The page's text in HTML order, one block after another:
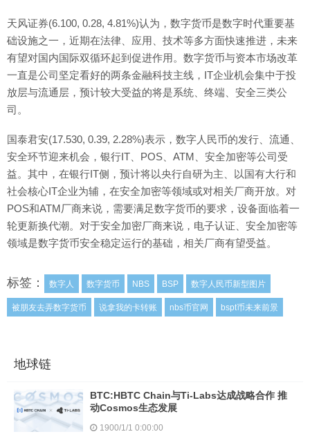
天风证券(6.100, 0.28, 4.81%)认为，数字货币是数字时代重要基
础设施之一，近期在法律、应用、技术等多方面快速推进，未来
有望对国内国际双循环起到促进作用。数字货币与资本市场改革
一直是公司坚定看好的两条金融科技主线，IT企业机会集中于投
放层与流通层，预计较大受益的将是系统、终端、安全三类公
司。
国泰君安(17.530, 0.39, 2.28%)表示，数字人民币的发行、流通、
安全环节迎来机会，银行IT、POS、ATM、安全加密等公司受
益。其中，在银行IT侧，预计将以央行自研为主、以国有大行和
社会核心IT企业为辅，在安全加密等领域或对相关厂商开放。对
POS和ATM厂商来说，需要满足数字货币的要求，设备面临着一
轮更新换代潮。对于安全加密厂商来说，电子认证、安全加密等
领域是数字货币安全稳定运行的基础，相关厂商有望受益。
标签： 数字人 数字货币 NBS BSP 数字人民币新型图片
被朋友去弄数字货币 说拿我的卡转账 nbs币官网 bspt币未来前景
地球链
BTC:HBTC Chain与Ti-Labs达成战略合作 推
动Cosmos生态发展
1900/1/1 0:00:00